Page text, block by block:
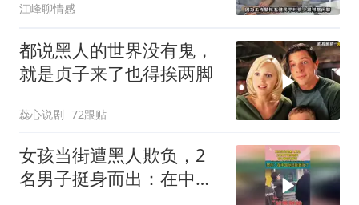
江峰聊情感
都说黑人的世界没有鬼，
就是贞子来了也得挨两脚
蕊心说剧 72跟贴
女孩当街遭黑人欺负，2
名男子挺身而出：在中国